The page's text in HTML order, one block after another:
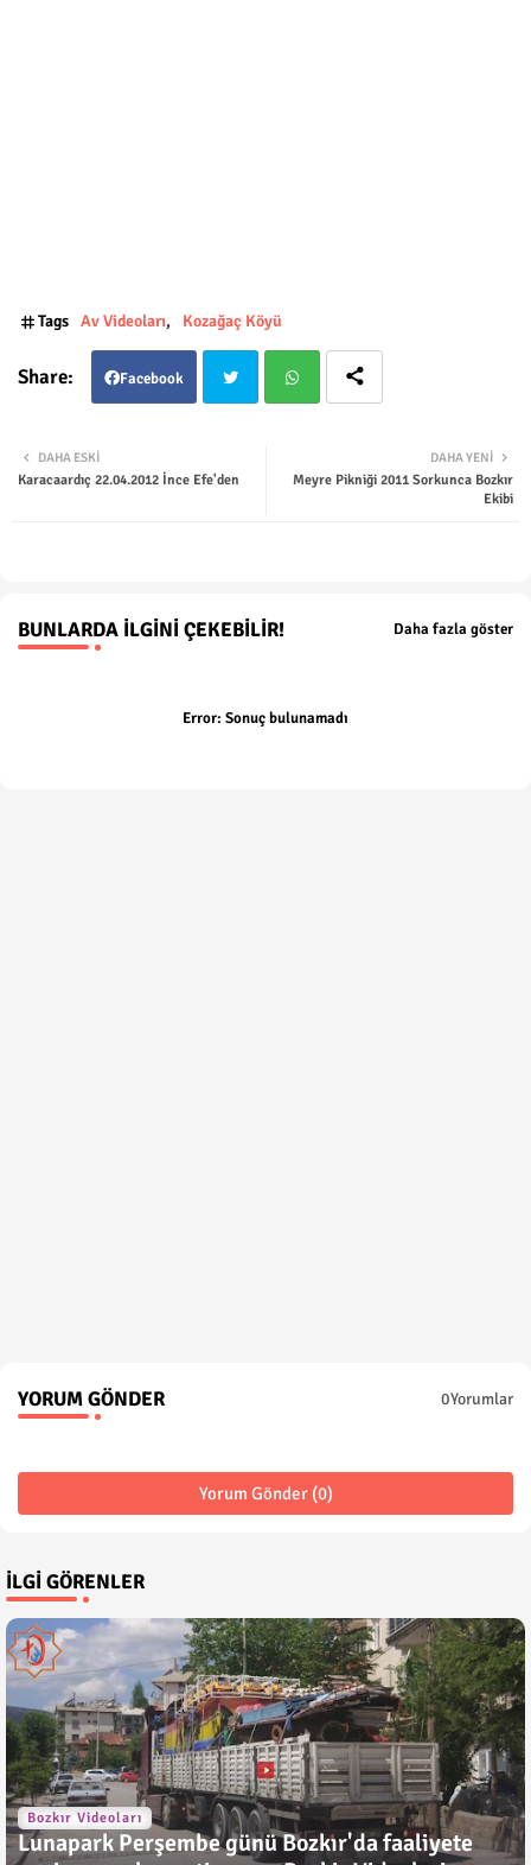
Tags Av Videoları Kozağaç Köyü
Facebook
ter tsap
DAHA YENI
Meyre Pikniği 2011 Sorkunca Bozkır
Ekibi
DAHA ESKI
Karacaardıç 22.04.2012 İnce Efe'den
BUNLARDA İLGINI ÇEKEBILIR! Daha fazla göster
Error: Sonuç bulunamadı
YORUM GÖNDER 0Yorumlar
Yorum Gönder (0)
İLGI GÖRENLER
Bozkır Videoları
Lunapark Perşembe günü Bozkır'da faaliyete